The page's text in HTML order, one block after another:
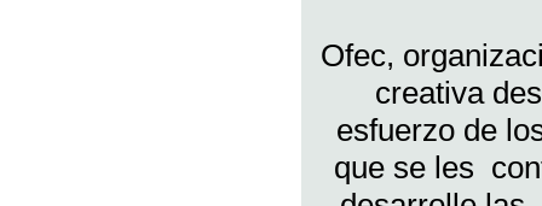
Ofec,
creativa
esfuerzo de
que se les